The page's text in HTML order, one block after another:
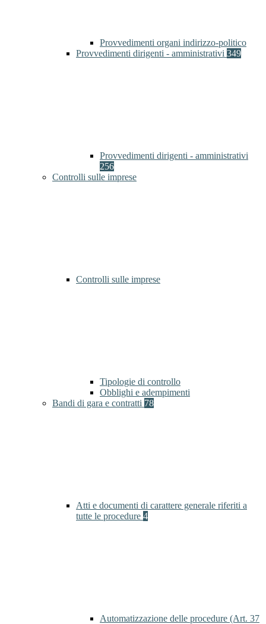
Provvedimenti organi indirizzo-politico
Provvedimenti dirigenti - amministrativi 349
Provvedimenti dirigenti - amministrativi
256
Controlli sulle imprese
Controlli sulle imprese
Tipologie di controllo
Obblighi e adempimenti
Bandi di gara e contratti 78
Atti e documenti di carattere generale riferiti a
tutte le procedure 4
Automatizzazione delle procedure (Art. 37